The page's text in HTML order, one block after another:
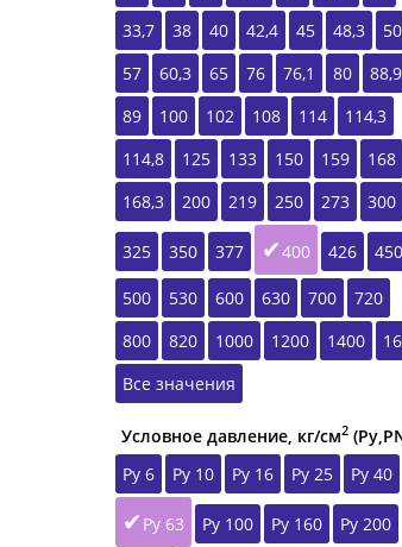
33,7
38 40 42,4 45 48,3
50
57
60,3 65 76 76,1 80
88,9
89
100 102 108 114
114,3
114,8
125 133 150 159
168
168,3
200 219 250 273 300
325 350 377 400 426 450
500 530 600 630 700
720
800
820 1000 1200 1400
Все значения
Условное давление, кг/см2
Ру 6
Ру 10 Ру 16 Ру 25 Ру 40
Ру 63 Ру 100 Ру 160 Ру 200